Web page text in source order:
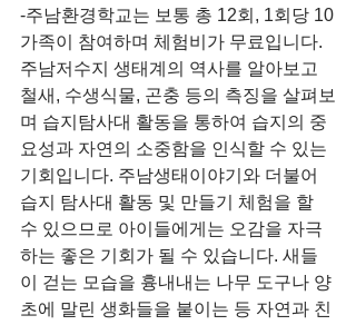
-주남환경학교는 보통 총 12회, 1회당 10
가족이 참여하며 체험비가 무료입니다.
주남저수지 생태계의 역사를 알아보고
철새, 수생식물, 곤충 등의 측징을 살펴보
며 습지탐사대 활동을 통하여 습지의 중
요성과 자연의 소중함을 인식할 수 있는
기회입니다. 주남생태이야기와 더불어
습지 탐사대 활동 및 만들기 체험을 할
수 있으므로 아이들에게는 오감을 자극
하는 좋은 기회가 될 수 있습니다. 새들
이 걷는 모습을 흉내내는 나무 도구나 양
초에 말린 생화들을 붙이는 등 자연과 친